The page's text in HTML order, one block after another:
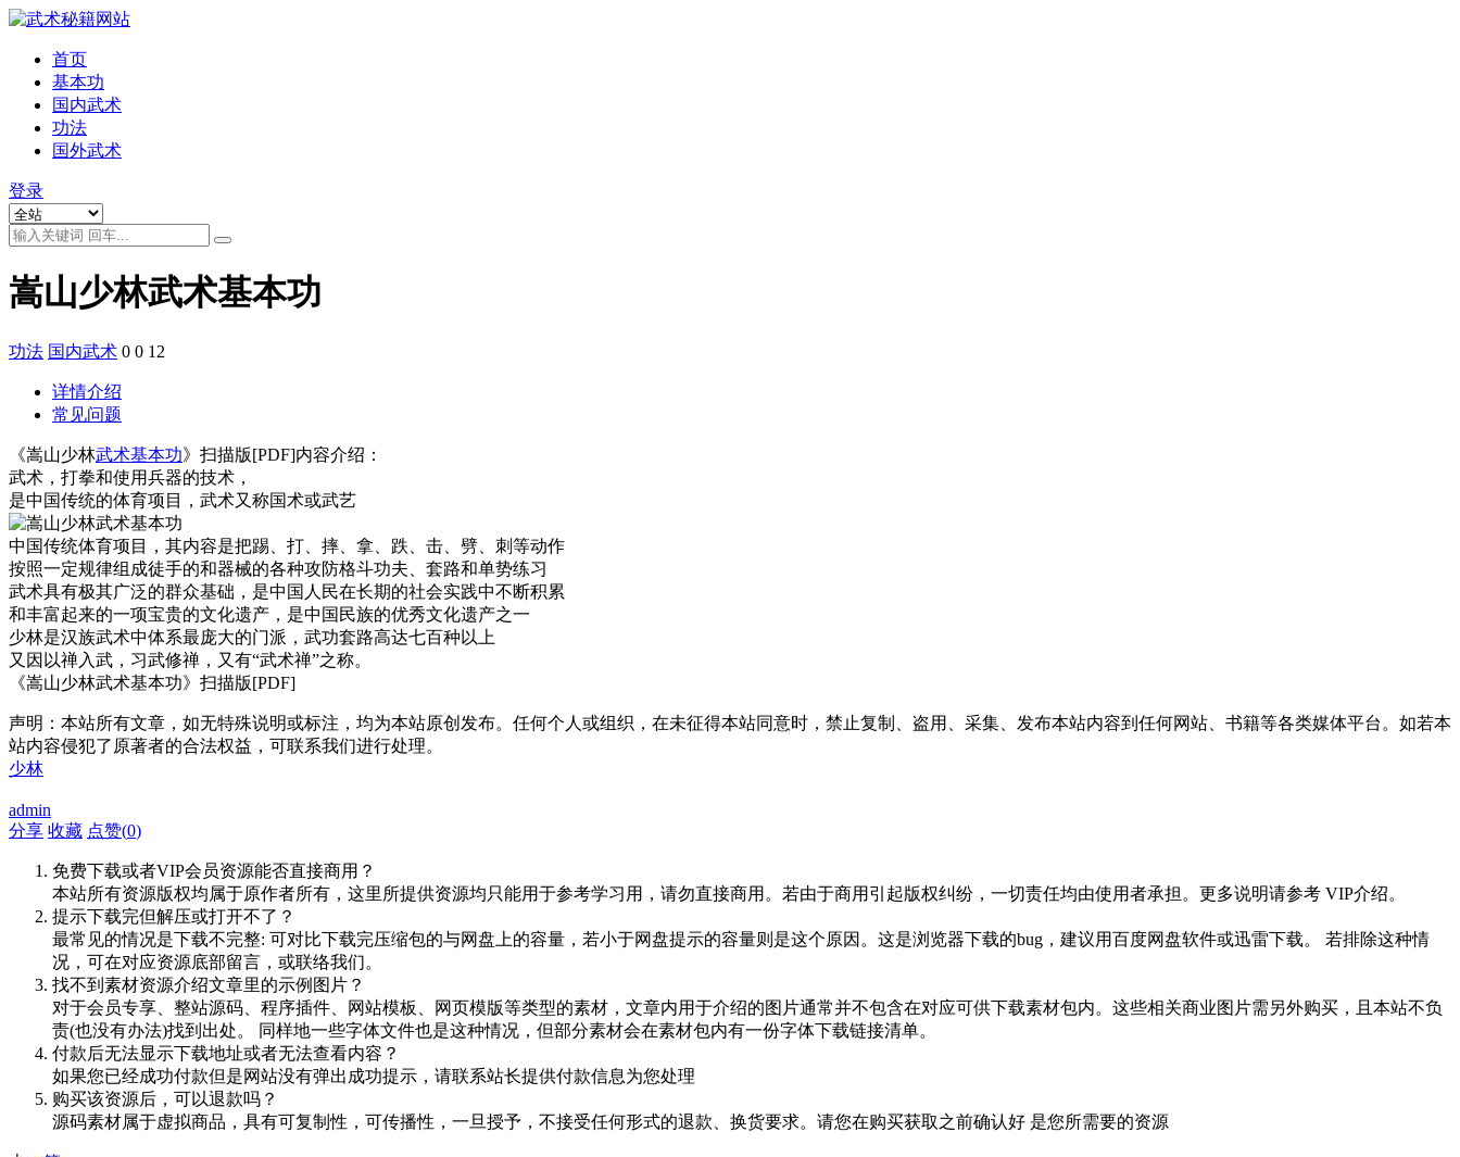
首页
基本功
国内武术
功法
国外武术
登录
嵩山少林武术基本功
功法 国内武术 0 0 12
详情介绍
常见问题
《嵩山少林武术基本功》扫描版[PDF]内容介绍：
武术，打拳和使用兵器的技术，
是中国传统的体育项目，武术又称国术或武艺
中国传统体育项目，其内容是把踢、打、摔、拿、跌、击、劈、刺等动作
按照一定规律组成徒手的和器械的各种攻防格斗功夫、套路和单势练习
武术具有极其广泛的群众基础，是中国人民在长期的社会实践中不断积累
和丰富起来的一项宝贵的文化遗产，是中国民族的优秀文化遗产之一
少林是汉族武术中体系最庞大的门派，武功套路高达七百种以上
又因以禅入武，习武修禅，又有“武术禅”之称。
《嵩山少林武术基本功》扫描版[PDF]
声明：本站所有文章，如无特殊说明或标注，均为本站原创发布。任何个人或组织，在未征得本站同意时，禁止复制、盗用、采集、发布本站内容到任何网站、书籍等各类媒体平台。如若本
站内容侵犯了原著者的合法权益，可联系我们进行处理。
少林
admin
分享 收藏 点赞(0)
免费下载或者VIP会员资源能否直接商用？
本站所有资源版权均属于原作者所有，这里所提供资源均只能用于参考学习用，请勿直接商用。若由于商用引起版权纠纷，一切责任均由使用者承担。更多说明请参考 VIP介绍。
提示下载完但解压或打开不了？
最常见的情况是下载不完整: 可对比下载完压缩包的与网盘上的容量，若小于网盘提示的容量则是这个原因。这是浏览器下载的bug，建议用百度网盘软件或迅雷下载。 若排除这种情
况，可在对应资源底部留言，或联络我们。
找不到素材资源介绍文章里的示例图片？
对于会员专享、整站源码、程序插件、网站模板、网页模版等类型的素材，文章内用于介绍的图片通常并不包含在对应可供下载素材包内。这些相关商业图片需另外购买，且本站不负
责(也没有办法)找到出处。 同样地一些字体文件也是这种情况，但部分素材会在素材包内有一份字体下载链接清单。
付款后无法显示下载地址或者无法查看内容？
如果您已经成功付款但是网站没有弹出成功提示，请联系站长提供付款信息为您处理
购买该资源后，可以退款吗？
源码素材属于虚拟商品，具有可复制性，可传播性，一旦授予，不接受任何形式的退款、换货要求。请您在购买获取之前确认好 是您所需要的资源